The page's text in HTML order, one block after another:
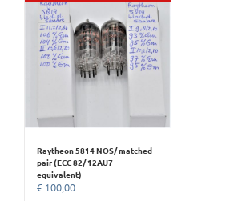
Raytheon 5814 NOS/ matched
pair (ECC 82/ 12AU7
equivalent)
€ 100,00